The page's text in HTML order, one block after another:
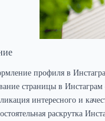
профиля в
страницы в
интересного и
раскрутка